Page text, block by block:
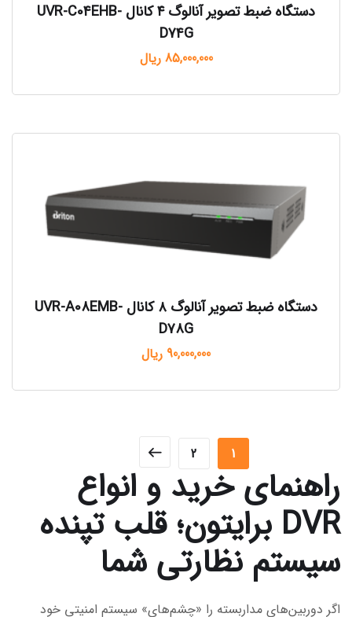
دستگاه ضبط تصویر آنالوگ ۴ کانال UVR-C04EHB-
D74G
85,000,000 ریال
دستگاه ضبط تصویر آنالوگ ۸ کانال UVR-A08EMB-
D78G
90,000,000 ریال
1
2
راهنمای خرید و انواع
DVR برایتون؛ قلب تپنده
سیستم نظارتی شما
اگر دوربین‌های مداربسته را «چشم‌های» سیستم امنیتی خود